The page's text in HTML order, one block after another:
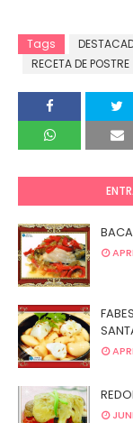
Tags
RECETA DE POSTRE